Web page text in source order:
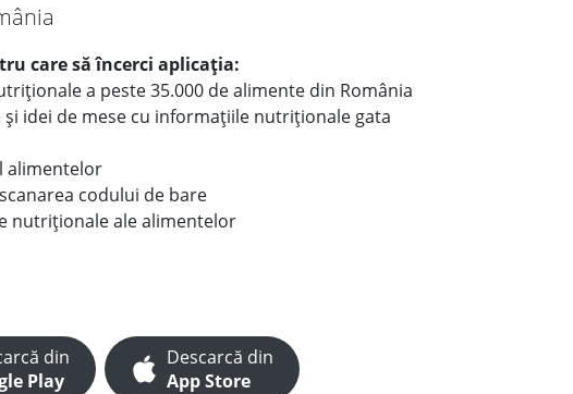
care să încerci aplicația:
a peste 35.000 de alimente din România
și idei de mese cu informațiile nutriționale gata
alimentelor
codului de bare
nutriționale ale alimentelor
din
Play
Descarcă din
App Store